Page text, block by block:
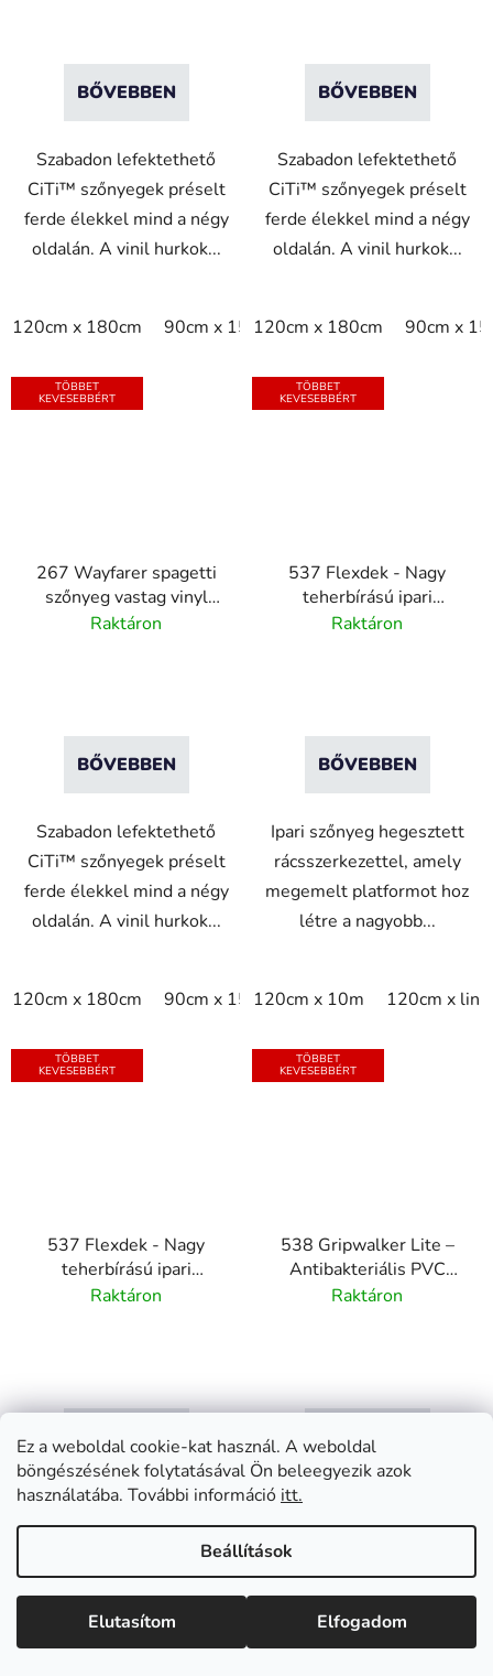
Ez a weboldal cookie-kat használ. A weboldal
böngészésének folytatásával Ön beleegyezik azok
használatába. További információ itt.
Beállítások
Elutasítom Elfogadom
BŐVEBBEN
Szabadon lefektethető
CiTi™ szőnyegek préselt
ferde élekkel mind a négy
oldalán. A vinil hurkok...
120cm x 180cm 90cm x 150cm
BŐVEBBEN
Szabadon lefektethető
CiTi™ szőnyegek préselt
ferde élekkel mind a négy
oldalán. A vinil hurkok...
120cm x 180cm 90cm x
TÖBBET
KEVESEBBÉRT
267 Wayfarer spagetti
szőnyeg vastag vinyl
hurkokkal - 16mm
Raktáron
BŐVEBBEN
Szabadon lefektethető
CiTi™ szőnyegek préselt
ferde élekkel mind a négy
oldalán. A vinil hurkok...
120cm x 180cm 90cm x 150cm
TÖBBET
KEVESEBBÉRT
537 Flexdek - Nagy
teherbírású ipari
csúszásgátló szőnyeg -
Raktáron
BŐVEBBEN
Ipari szőnyeg hegesztett
rácsszerkezettel, amely
megemelt platformot hoz
létre a nagyobb...
120cm x 10m 120cm x
TÖBBET
KEVESEBBÉRT
537 Flexdek - Nagy
teherbírású ipari
csúszásgátló szőnyeg -
Raktáron
BŐVEBBEN
Ipari szőnyeg hegesztett
rácsszerkezettel, amely
megemelt platformot hoz
létre a nagyobb...
TÖBBET
KEVESEBBÉRT
538 Gripwalker Lite –
Antibakteriális PVC
szőnyeg nedves
Raktáron
BŐVEBBEN
A tartós higiéniai szőnyeg
egészségesebb és
környezetet teremt a
nedves...